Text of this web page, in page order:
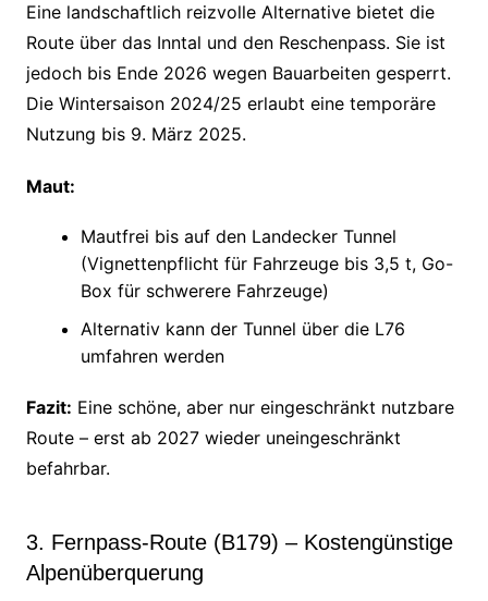
Eine landschaftlich reizvolle Alternative bietet die
Route über das Inntal und den Reschenpass. Sie ist
jedoch bis Ende 2026 wegen Bauarbeiten gesperrt.
Die Wintersaison 2024/25 erlaubt eine temporäre
Nutzung bis 9. März 2025.
Maut:
Mautfrei bis auf den Landecker Tunnel
(Vignettenpflicht für Fahrzeuge bis 3,5 t, Go-
Box für schwerere Fahrzeuge)
Alternativ kann der Tunnel über die L76
umfahren werden
Fazit: Eine schöne, aber nur eingeschränkt nutzbare
Route – erst ab 2027 wieder uneingeschränkt
befahrbar.
3. Fernpass-Route (B179) – Kostengünstige
Alpenüberquerung